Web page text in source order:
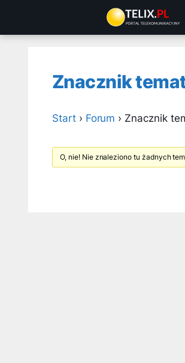
treści
Znacznik
Start › Forum › Znacznik
O, nie! Nie znaleziono tu żadnych